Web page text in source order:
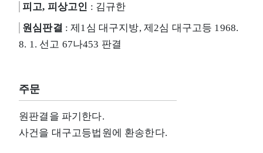
피고, 피상고인 : 김규한
원심판결 : 제1심 대구지방, 제2심 대구고등 1968.
8. 1. 선고 67나453 판결
주문
원판결을 파기한다.
사건을 대구고등법원에 환송한다.